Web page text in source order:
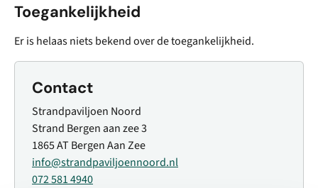
Toegankelijkheid
Er is helaas niets bekend over de toegankelijkheid.
Contact
Strandpaviljoen Noord
Strand Bergen aan zee 3
1865 AT Bergen Aan Zee
info@strandpaviljoennoord.nl
072 581 4940